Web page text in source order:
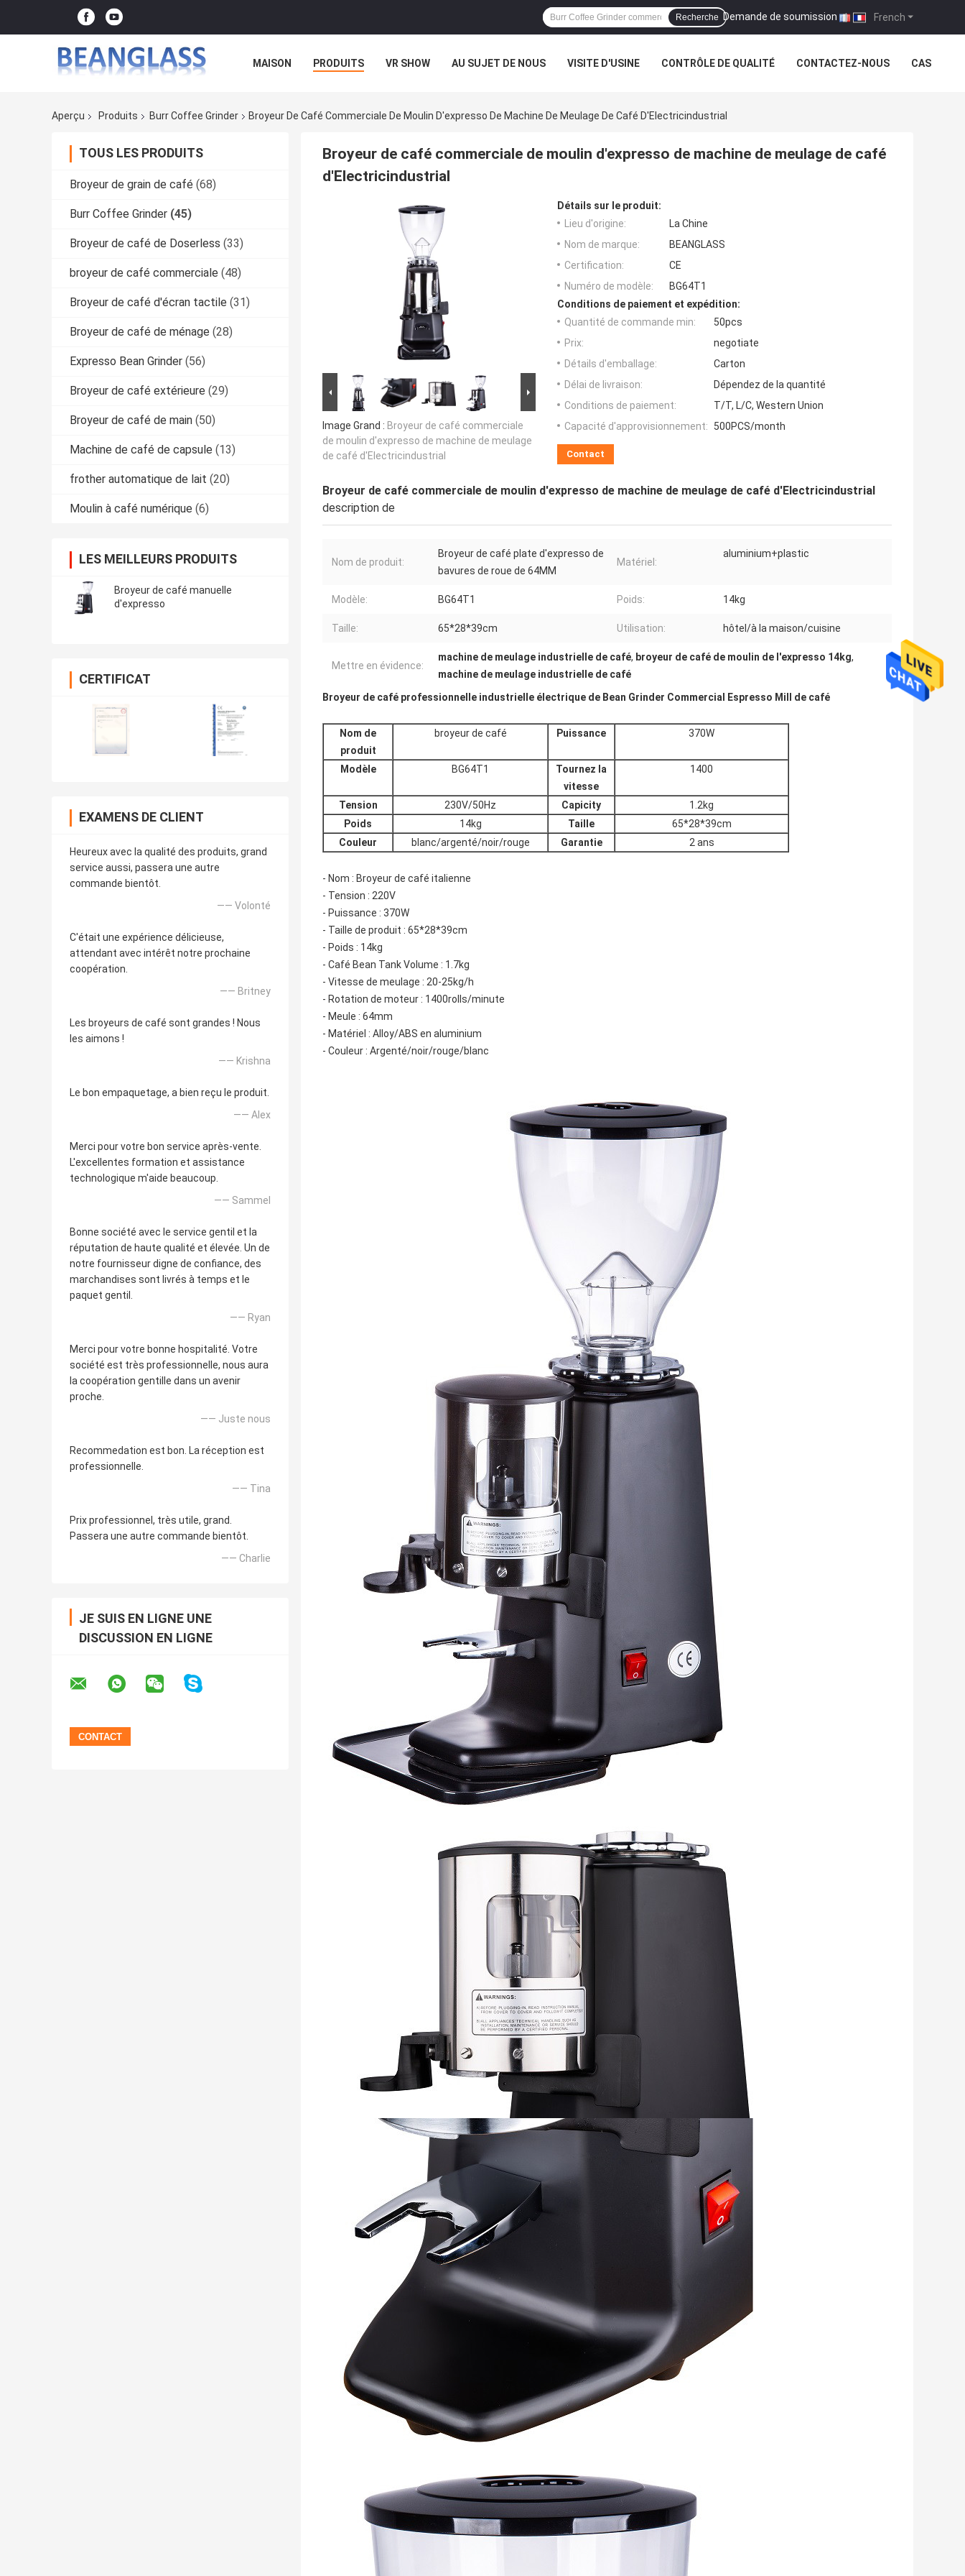
French
Demande de soumission |
Recherche
MAISON PRODUITS VR SHOW AU SUJET DE NOUS VISITE D'USINE CONTRÔLE DE QUALITÉ CONTACTEZ-NOUS CAS
Aperçu Produits Burr Coffee Grinder Broyeur De Café Commerciale De Moulin D'expresso De Machine De Meulage De Café D'Electricindustrial
TOUS LES PRODUITS
Broyeur de grain de café (68)
Burr Coffee Grinder (45)
Broyeur de café de Doserless (33)
broyeur de café commerciale (48)
Broyeur de café d'écran tactile (31)
Broyeur de café de ménage (28)
Expresso Bean Grinder (56)
Broyeur de café extérieure (29)
Broyeur de café de main (50)
Machine de café de capsule (13)
frother automatique de lait (20)
Moulin à café numérique (6)
LES MEILLEURS PRODUITS
Broyeur de café manuelle
d'expresso
CERTIFICAT
EXAMENS DE CLIENT
Heureux avec la qualité des produits, grand
service aussi, passera une autre
commande bientôt.
—— Volonté
C'était une expérience délicieuse,
attendant avec intérêt notre prochaine
coopération.
—— Britney
Les broyeurs de café sont grandes ! Nous
les aimons !
—— Krishna
Le bon empaquetage, a bien reçu le produit.
—— Alex
Merci pour votre bon service après-vente.
L'excellentes formation et assistance
technologique m'aide beaucoup.
—— Sammel
Bonne société avec le service gentil et la
réputation de haute qualité et élevée. Un de
notre fournisseur digne de confiance, des
marchandises sont livrés à temps et le
paquet gentil.
—— Ryan
Merci pour votre bonne hospitalité. Votre
société est très professionnelle, nous aura
la coopération gentille dans un avenir
proche.
—— Juste nous
Recommedation est bon. La réception est
professionnelle.
—— Tina
Prix professionnel, très utile, grand.
Passera une autre commande bientôt.
—— Charlie
JE SUIS EN LIGNE UNE
DISCUSSION EN LIGNE
Broyeur de café commerciale de moulin d'expresso de machine de meulage de café
d'Electricindustrial
Image Grand : Broyeur de café commerciale
de moulin d'expresso de machine de meulage
de café d'Electricindustrial
Détails sur le produit:
Lieu d'origine:
La Chine
Nom de marque:
BEANGLASS
Certification:
CE
Numéro de modèle:
BG64T1
Conditions de paiement et expédition:
Quantité de commande min:
50pcs
Prix:
negotiate
Détails d'emballage:
Carton
Délai de livraison:
Dépendez de la quantité
Conditions de paiement:
T/T, L/C, Western Union
Capacité d'approvisionnement:
500PCS/month
Contact
Broyeur de café commerciale de moulin d'expresso de machine de meulage de café d'Electricindustrial
description de
Nom de produit:
Broyeur de café plate d'expresso de
bavures de roue de 64MM
Matériel:
aluminium+plastic
Modèle: BG64T1 Poids: 14kg
Taille: 65*28*39cm Utilisation: hôtel/à la maison/cuisine
Mettre en évidence:
machine de meulage industrielle de café, broyeur de café de moulin de l'expresso 14kg,
machine de meulage industrielle de café
Broyeur de café professionnelle industrielle électrique de Bean Grinder Commercial Espresso Mill de café
Nom de
produit
broyeur de café Puissance 370W
Modèle BG64T1
Tournez la
vitesse
1400
Tension 230V/50Hz Capicity
1.2kg
Poids
14kg Taille
65*28*39cm
Couleur
blanc/argenté/noir/rouge Garantie 2 ans
- Nom : Broyeur de café italienne
- Tension : 220V
- Puissance : 370W
- Taille de produit : 65*28*39cm
- Poids : 14kg
- Café Bean Tank Volume : 1.7kg
- Vitesse de meulage : 20-25kg/h
- Rotation de moteur : 1400rolls/minute
- Meule : 64mm
- Matériel : Alloy/ABS en aluminium
- Couleur : Argenté/noir/rouge/blanc